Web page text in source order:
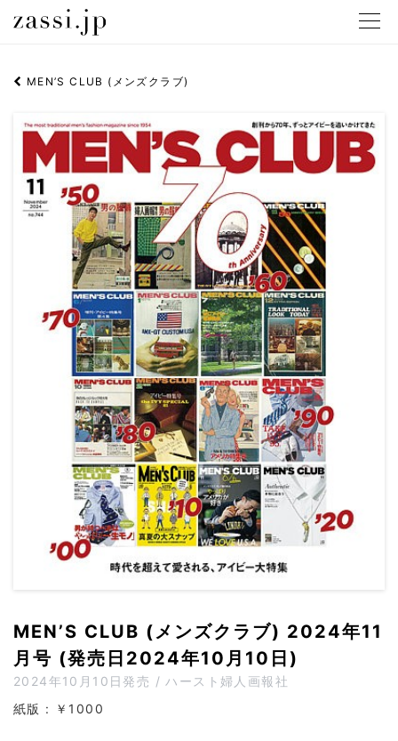
メニュ
MEN’S CLUB (メンズクラブ)
MEN’S CLUB (メンズクラブ) 2024年11
月号 (発売日2024年10月10日)
2024年10月10日発売 / ハースト婦人画報社
紙版 : ￥1000